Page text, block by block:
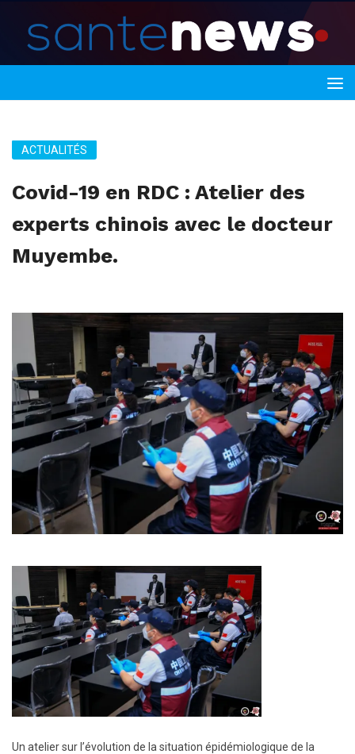
ACTUALITÉS
Covid-19 en RDC : Atelier des
experts chinois avec le docteur
Muyembe.
Un atelier sur l’évolution de la situation épidémiologique de la